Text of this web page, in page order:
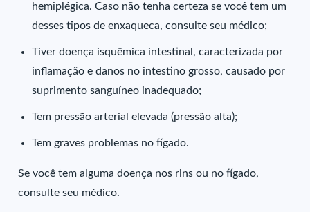
hemiplégica. Caso não tenha certeza se você tem um
desses tipos de enxaqueca, consulte seu médico;
Tiver doença isquêmica intestinal, caracterizada por
inflamação e danos no intestino grosso, causado por
suprimento sanguíneo inadequado;
Tem pressão arterial elevada (pressão alta);
Tem graves problemas no fígado.
Se você tem alguma doença nos rins ou no fígado,
consulte seu médico.